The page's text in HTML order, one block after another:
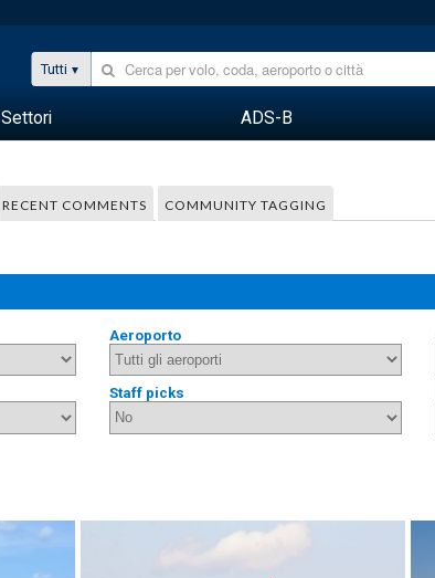
Tutti
Settori ADS-B
RECENT COMMENTS COMMUNITY TAGGING
Aeroporto
Staff picks